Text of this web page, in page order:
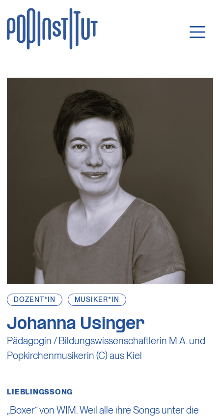
Direkt zum Inhalt wechseln
DOZENT*IN MUSIKER*IN
Johanna Usinger
Pädagogin / Bildungswissenschaftlerin M.A. und
Popkirchenmusikerin (C) aus Kiel
LIEBLINGSSONG
„Boxer“ von WIM. Weil alle ihre Songs unter die